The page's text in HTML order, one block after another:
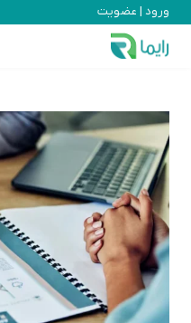
ورود | عضویت